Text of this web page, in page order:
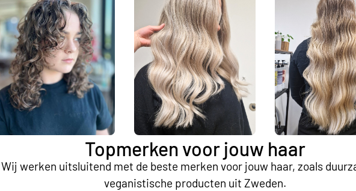
Topmerken voor jouw haar
Wij werken uitsluitend met de beste merken voor jouw haar, zoals
veganistische producten uit Zweden.